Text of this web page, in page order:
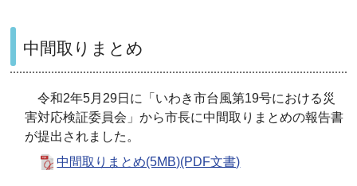
中間取りまとめ
令和2年5月29日に「いわき市台風第19号における災
害対応検証委員会」から市長に中間取りまとめの報告書
が提出されました。
中間取りまとめ(5MB)(PDF文書)